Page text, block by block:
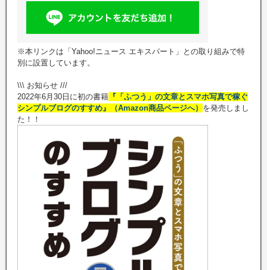
※本リンクは「Yahoo!ニュース エキスパート」との取り組みで特
別に設置しています。
\\\ お知らせ ///
2022年6月30日に初の書籍 『「ふつう」の文章とスマホ写真で稼ぐ
シンプルブログのすすめ』（Amazon商品ページへ） を発売しまし
た！！